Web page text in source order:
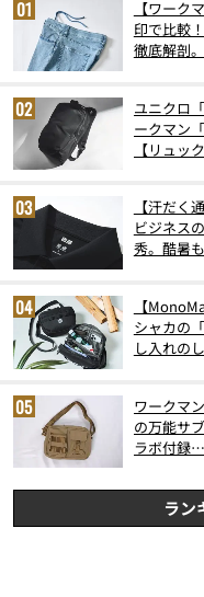
【ワーク
印で比較
徹底解剖
ユニクロ
ークマン
【リュッ
【汗だく
ビジネス
秀。酷暑
【
シャカの
し入れの
ワークマ
の万能サ
ラボ付録
ラン